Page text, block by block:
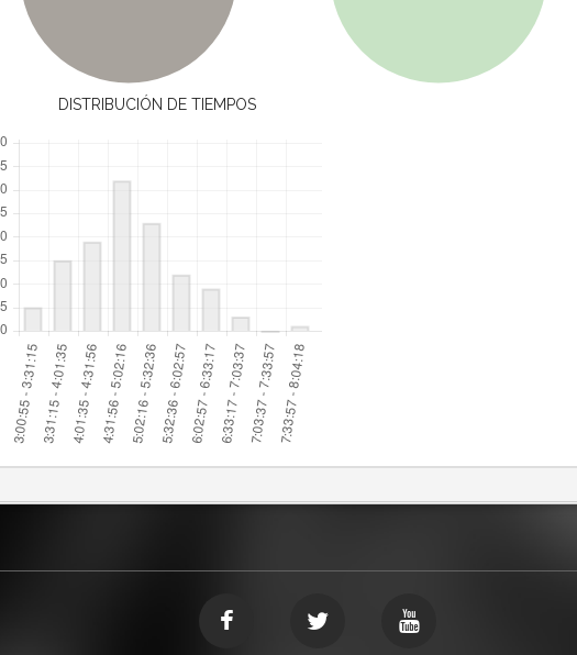
DISTRIBUCIÓN DE TIEMPOS